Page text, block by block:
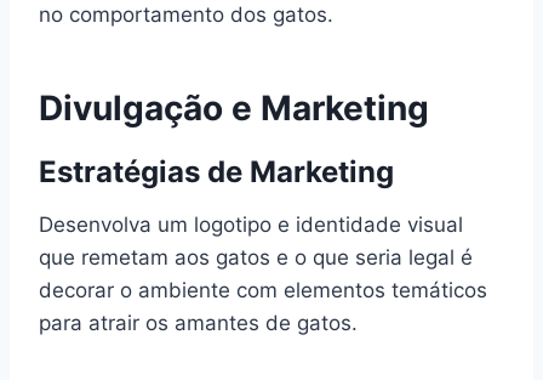
no comportamento dos gatos.
Divulgação e Marketing
Estratégias de Marketing
Desenvolva um logotipo e identidade visual
que remetam aos gatos e o que seria legal é
decorar o ambiente com elementos temáticos
para atrair os amantes de gatos.